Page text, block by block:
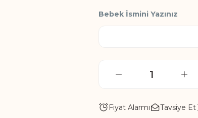
Bebek İsmini Yazınız
Fiyat Alarmı Tavsiye Et